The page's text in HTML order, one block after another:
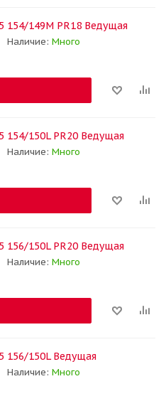
154/149M PR18 Ведущая
Наличие: Много
154/150L PR20 Ведущая
Наличие: Много
156/150L PR20 Ведущая
Наличие: Много
156/150L Ведущая
Наличие: Много